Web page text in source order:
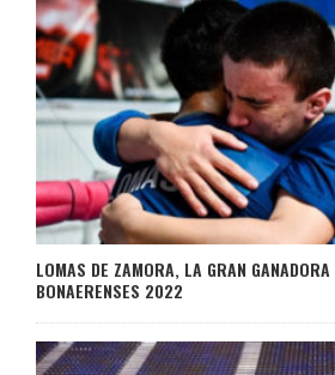
LOMAS DE ZAMORA, LA GRAN GANADORA
BONAERENSES 2022